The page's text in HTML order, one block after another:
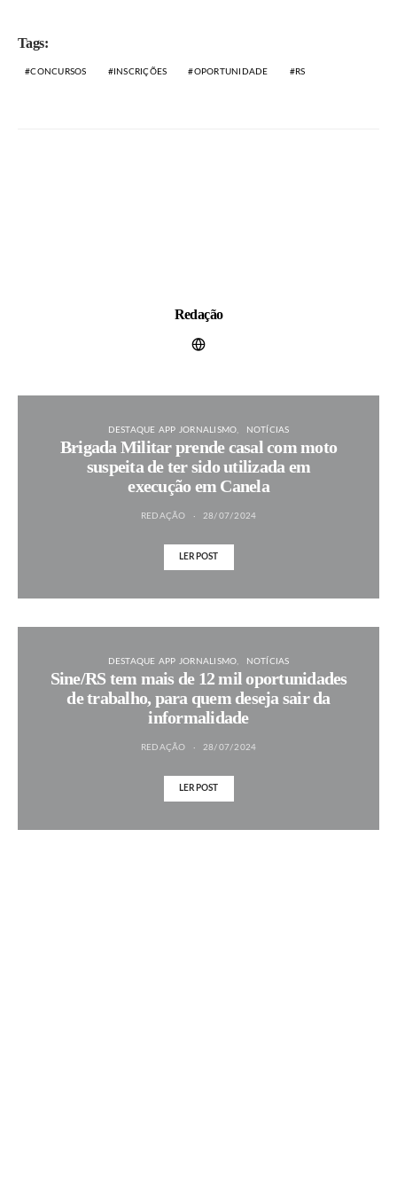
Tags:
CONCURSOS INSCRIÇÕES OPORTUNIDADE RS
Redação
DESTAQUE APP JORNALISMO NOTÍCIAS
Brigada Militar prende casal com moto
suspeita de ter sido utilizada em
execução em Canela
REDAÇÃO 28/07/2024
LER POST
DESTAQUE APP JORNALISMO NOTÍCIAS
Sine/RS tem mais de 12 mil oportunidades
de trabalho, para quem deseja sair da
informalidade
REDAÇÃO 28/07/2024
LER POST